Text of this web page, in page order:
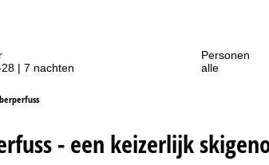
| 7 nachten
Personen
alle
- een keizerlijk